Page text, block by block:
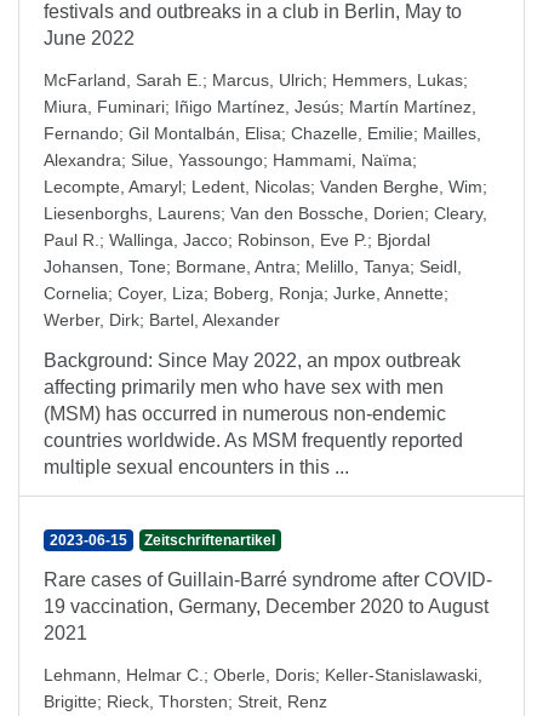
festivals and outbreaks in a club in Berlin, May to
June 2022
McFarland, Sarah E. ; Marcus, Ulrich; Hemmers, Lukas;
Miura, Fuminari; Iñigo Martínez, Jesús; Martín Martínez,
Fernando; Gil Montalbán, Elisa; Chazelle, Emilie; Mailles,
Alexandra; Silue, Yassoungo; Hammami, Naïma;
Lecompte, Amaryl; Ledent, Nicolas; Vanden Berghe, Wim;
Liesenborghs, Laurens; Van den Bossche, Dorien; Cleary,
Paul R. ; Wallinga, Jacco; Robinson, Eve P.; Bjordal
Johansen, Tone; Bormane, Antra; Melillo, Tanya; Seidl,
Cornelia; Coyer, Liza; Boberg, Ronja; Jurke, Annette;
Werber, Dirk; Bartel, Alexander
Background: Since May 2022, an mpox outbreak
affecting primarily men who have sex with men
(MSM) has occurred in numerous non-endemic
countries worldwide. As MSM frequently reported
multiple sexual encounters in this ...
2023-06-15 Zeitschriftenartikel
Rare cases of Guillain-Barré syndrome after COVID-
19 vaccination, Germany, December 2020 to August
2021
Lehmann, Helmar C. ; Oberle, Doris; Keller-Stanislawaski,
Brigitte; Rieck, Thorsten; Streit, Renz